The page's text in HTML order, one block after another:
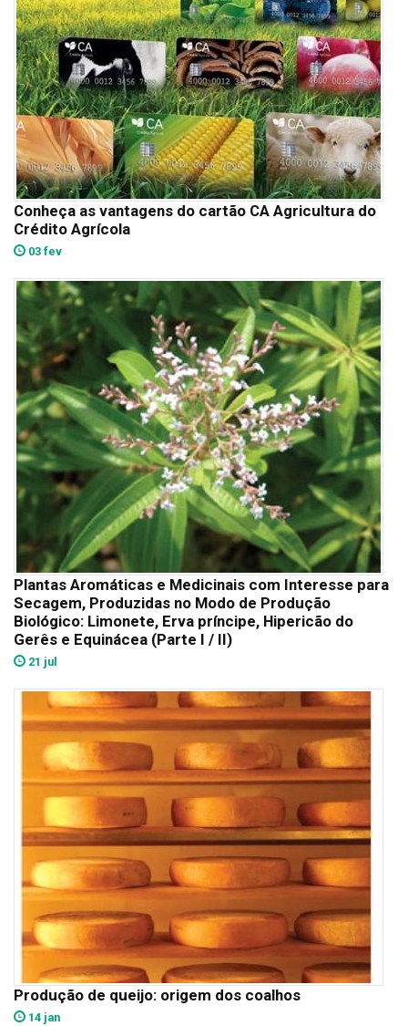
Conheça as vantagens do cartão CA Agricultura do
Crédito Agrícola
03 fev
Plantas Aromáticas e Medicinais com Interesse para
Secagem, Produzidas no Modo de Produção
Biológico: Limonete, Erva príncipe, Hipericão do
Gerês e Equinácea (Parte I / II)
21 jul
Produção de queijo: origem dos coalhos
14 jan